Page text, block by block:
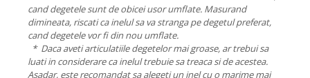
cand degetele sunt de obicei usor umflate. Masurand
dimineata, riscati ca inelul sa va stranga pe degetul preferat,
cand degetele vor fi din nou umflate.
* Daca aveti articulatiile degetelor mai groase, ar trebui sa
luati in considerare ca inelul trebuie sa treaca si de acestea.
Asadar, este recomandat sa alegeti un inel cu o marime mai